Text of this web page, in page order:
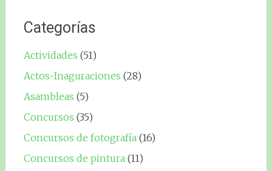
Categorías
Actividades (51)
Actos-Inaguraciones (28)
Asambleas (5)
Concursos (35)
Concursos de fotografía(16)
Concursos de pintura(11)